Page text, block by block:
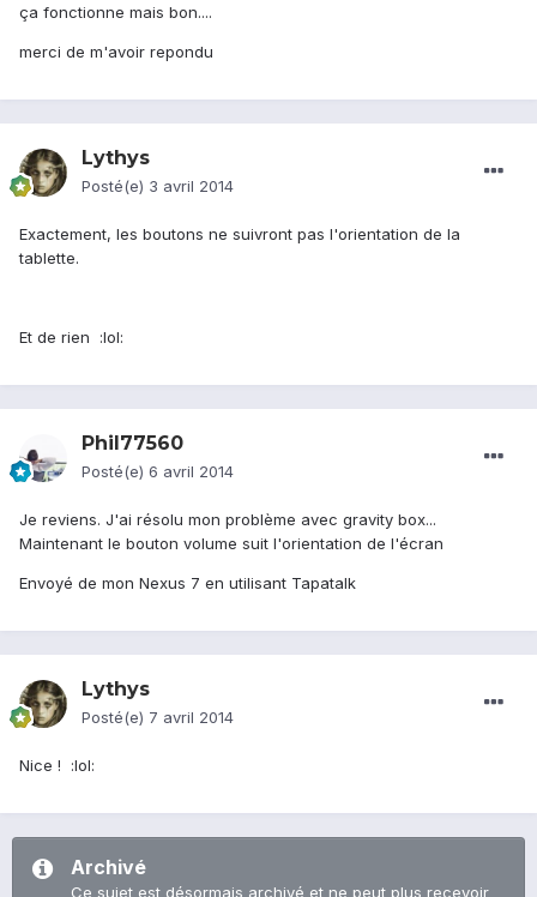
ça fonctionne mais bon....
merci de m'avoir repondu
Lythys
Posté(e) 3 avril 2014
Exactement, les boutons ne suivront pas l'orientation de la
tablette.
Et de rien :lol:
Phil77560
Posté(e) 6 avril 2014
Je reviens. J'ai résolu mon problème avec gravity box...
Maintenant le bouton volume suit l'orientation de l'écran
Envoyé de mon Nexus 7 en utilisant Tapatalk
Lythys
Posté(e) 7 avril 2014
Nice ! :lol:
Archivé
Ce sujet est désormais archivé et ne peut plus recevoir